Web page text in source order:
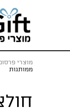
מוצרי
ממותגות